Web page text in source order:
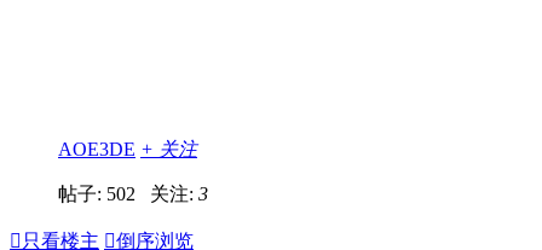
AOE3DE + 关注
帖子: 502 关注: 3
 只看楼主 倒序浏览